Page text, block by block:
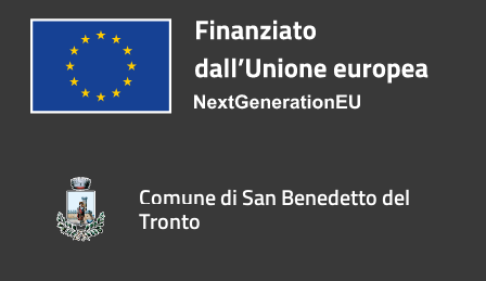
Comune di San Benedetto del
Tronto